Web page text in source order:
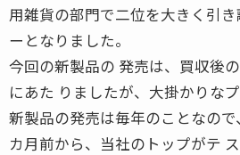
用雑貨の部門で二位を大きく引
ーとなりました。
今回の新製品の 発売は、買収後
にあた りましたが、大掛かりな
新製品の発売は毎年のことなの
カ月前から、当社のトップがテ